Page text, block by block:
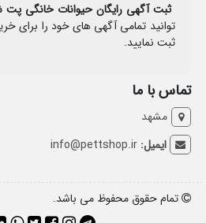
ثبت آگهی رایگان حیوانات خانگی پت
توانید تمامی آگهی های خود را برای
ثبت نمایید.
تماس با ما
مشهد
ایمیل:info@pettshop.ir
تمام حقوق محفوظ می باشد.